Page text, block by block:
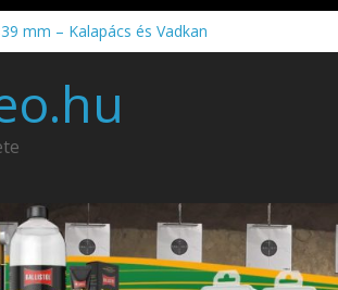
mm – Kalapács és Vadkan
és gyártó szakmérnöki, illetve
rész
.45 elöltöltő perkussziós pisztoly